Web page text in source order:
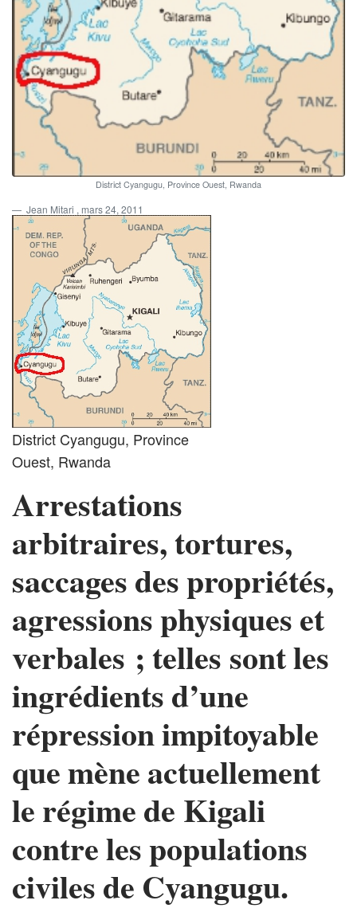
District Cyangugu, Province Ouest, Rwanda
Jean Mitari , mars 24, 2011
District Cyangugu, Province
Ouest, Rwanda
Arrestations
arbitraires, tortures,
saccages des propriétés,
agressions physiques et
verbales ; telles sont les
ingrédients d’une
répression impitoyable
que mène actuellement
le régime de Kigali
contre les populations
civiles de Cyangugu.